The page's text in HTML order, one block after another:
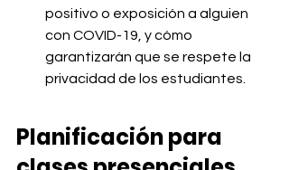
positivo o exposición a alguien
con COVID-19, y cómo
garantizarán que se respete la
privacidad de los estudiantes.
Planificación para